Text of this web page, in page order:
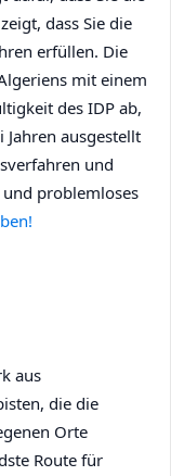
dass Sie die
erfüllen. Die
mit einem
des IDP ab,
ausgestellt
und
und problemloses
aus
die die
Orte
Route für